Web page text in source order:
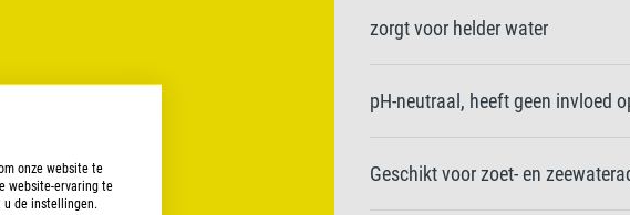
zorgt voor helder water
pH-neutraal, heeft geen invloed
Geschikt voor zoet- en
onze website te
website-ervaring te
u de instellingen.